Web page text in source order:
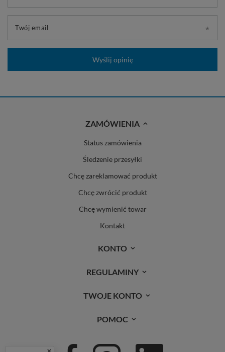
Twój email
Wyślij opinię
ZAMÓWIENIA
Status zamówienia
Śledzenie przesyłki
Chcę zareklamować produkt
Chcę zwrócić produkt
Chcę wymienić towar
Kontakt
KONTO
REGULAMINY
TWOJE KONTO
POMOC